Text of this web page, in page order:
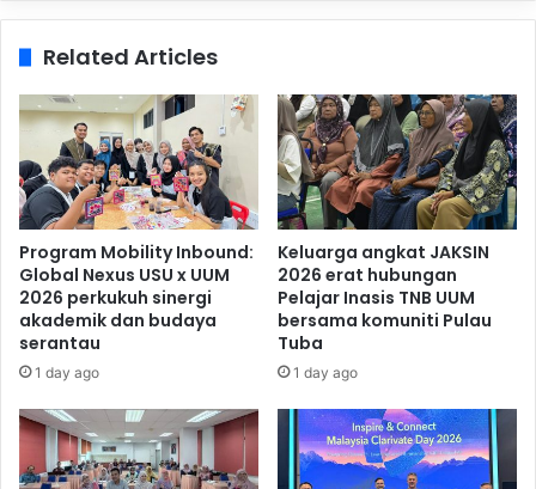
Related Articles
Program Mobility Inbound:
Global Nexus USU x UUM
2026 perkukuh sinergi
akademik dan budaya
serantau
1 day ago
Keluarga angkat JAKSIN
2026 erat hubungan
Pelajar Inasis TNB UUM
bersama komuniti Pulau
Tuba
1 day ago